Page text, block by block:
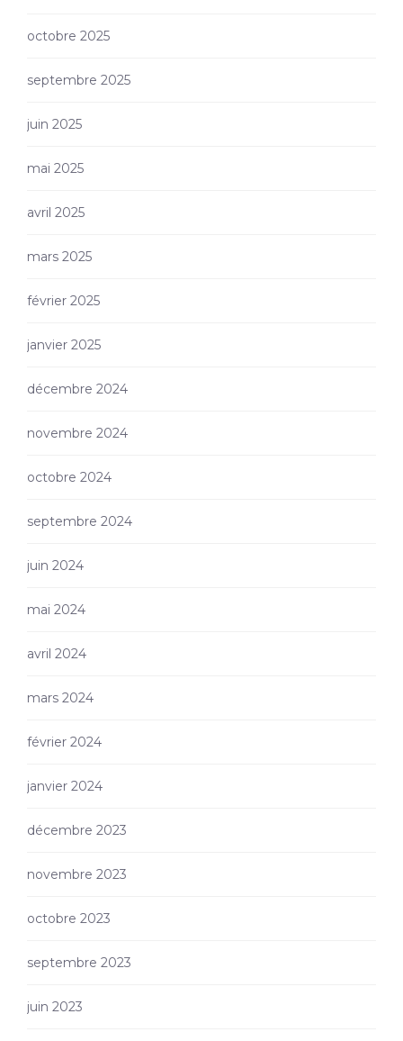
octobre 2025
septembre 2025
juin 2025
mai 2025
avril 2025
mars 2025
février 2025
janvier 2025
décembre 2024
novembre 2024
octobre 2024
septembre 2024
juin 2024
mai 2024
avril 2024
mars 2024
février 2024
janvier 2024
décembre 2023
novembre 2023
octobre 2023
septembre 2023
juin 2023